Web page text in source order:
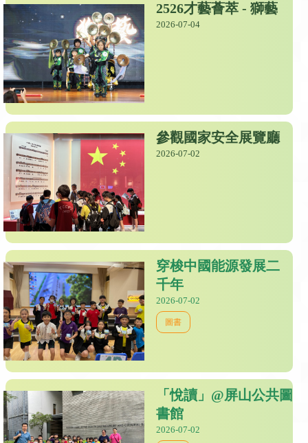
2526才藝薈萃 - 獅藝
2026-07-04
參觀國家安全展覽廳
2026-07-02
穿梭中國能源發展二
千年
2026-07-02
圖書
「悅讀」@屏山公共圖
書館
2026-07-02